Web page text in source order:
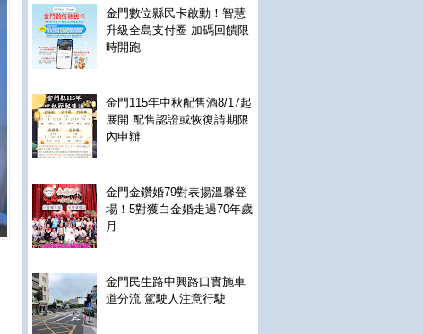
金門數位縣民卡啟動！智慧
升級全島支付圈 加碼回饋限
時開跑
金門115年中秋配售酒8/17起
展開 配售認證或恢復請期限
內申辦
金門金鑽婚79對表揚溫馨登
場！5對獲白金婚走過70年歲
月
金門民生路中興路口實施車
道分流 駕駛人注意行駛